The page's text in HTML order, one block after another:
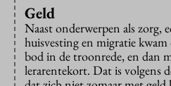
Geld
Naast onderwerpen als zorg,
huisvesting en migratie
bod in de troonrede, en dan
lerarentekort. Dat is volgens